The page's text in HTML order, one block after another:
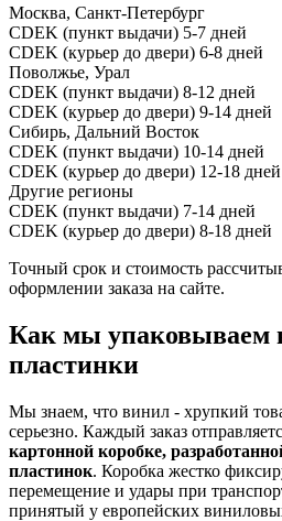
Москва, Санкт-Петербург
CDEK (пункт выдачи) 5-7 дней
CDEK (курьер до двери) 6-8 дней
Поволжье, Урал
CDEK (пункт выдачи) 8-12 дней
CDEK (курьер до двери) 9-14 дней
Сибирь, Дальний Восток
CDEK (пункт выдачи) 10-14 дней
CDEK (курьер до двери) 12-18 дней
Другие регионы
CDEK (пункт выдачи) 7-14 дней
CDEK (курьер до двери) 8-18 дней
Точный срок и стоимость
оформлении заказа на сайте.
Как мы упаковываем
пластинки
Мы знаем, что винил - хрупкий
серьезно. Каждый заказ
картонной коробке,
пластинок. Коробка жестко
перемещение и удары при
принятый у европейских